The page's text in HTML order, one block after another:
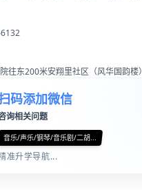
往东200米安翔里社区（风华国韵楼）
码添加微信
询相关问题
音乐/声乐/钢琴/音乐剧/二胡...
准升学导航...